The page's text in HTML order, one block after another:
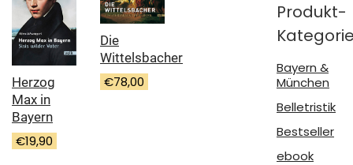
Herzog
Max in
Bayern
€19,90
Die
Wittelsbacher
€78,00
Produkt-
Bayern &
München
Belletristik
Bestseller
ebook